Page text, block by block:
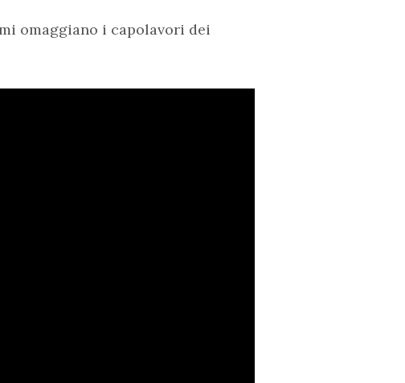
omaggiano i capolavori dei